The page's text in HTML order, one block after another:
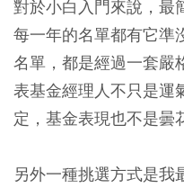
對於小白入門來說，最
每一年的名單都有它準
名單，都是經過一套嚴
表基金經理人不只是運
定，基金表現也不是曇
另外一種挑選方式是我